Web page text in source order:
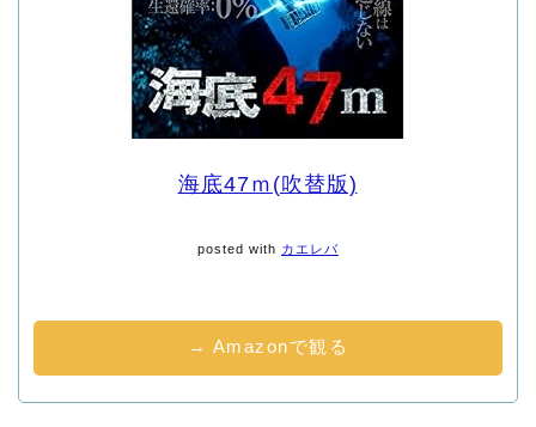
海底47ｍ(吹替版)
posted with カエレバ
→ Amazonで観る